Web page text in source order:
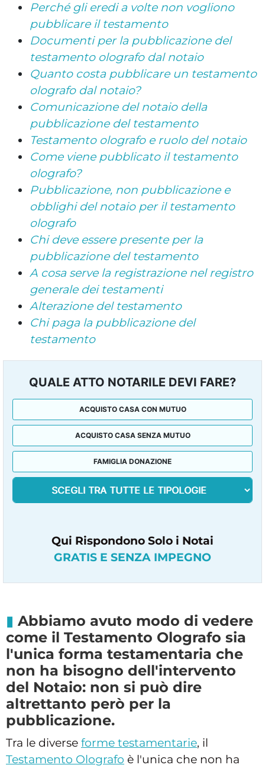
Perché gli eredi a volte non vogliono
pubblicare il testamento
Documenti per la pubblicazione del
testamento olografo dal notaio
Quanto costa pubblicare un testamento
olografo dal notaio?
Comunicazione del notaio della
pubblicazione del testamento
Testamento olografo e ruolo del notaio
Come viene pubblicato il testamento
olografo?
Pubblicazione, non pubblicazione e
obblighi del notaio per il testamento
olografo
Chi deve essere presente per la
pubblicazione del testamento
A cosa serve la registrazione nel registro
generale dei testamenti
Alterazione del testamento
Chi paga la pubblicazione del
testamento
QUALE ATTO NOTARILE DEVI FARE?
ACQUISTO CASA CON MUTUO
ACQUISTO CASA SENZA MUTUO
FAMIGLIA DONAZIONE
Qui Rispondono Solo i Notai
GRATIS E SENZA IMPEGNO
Abbiamo avuto modo di vedere
come il Testamento Olografo sia
l'unica forma testamentaria che
non ha bisogno dell'intervento
del Notaio: non si può dire
altrettanto però per la
pubblicazione.
Tra le diverse forme testamentarie, il
Testamento Olografo è l'unica che non ha